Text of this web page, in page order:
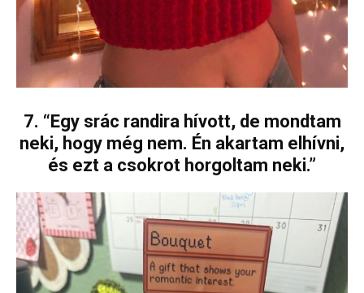
7. “Egy srác randira hívott, de mondtam
neki, hogy még nem. Én akartam elhívni,
és ezt a csokrot horgoltam neki.”